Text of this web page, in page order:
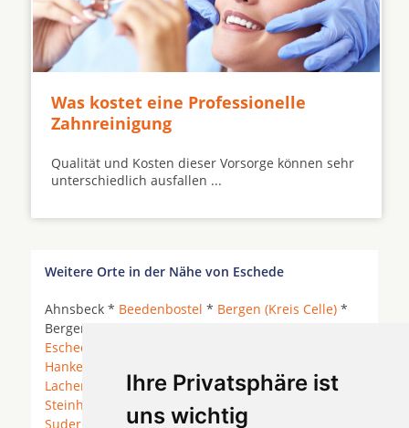
Ihre Privatsphäre ist
uns wichtig
Was kostet eine Professionelle
Zahnreinigung
Qualität und Kosten dieser Vorsorge können sehr
unterschiedlich ausfallen ...
Weitere Orte in der Nähe von Eschede
Ahnsbeck * Beedenbostel * Bergen (Kreis Celle) *
Bergen (Landkreis Celle) *
Eschede
Hankensbüttel
Lachendorf
* Scharnhorst * Sprakensehl *
Steinhorst
* Steinhorst (Niedersachsen) *
Suderburg
Unterlüß*Wienhausen